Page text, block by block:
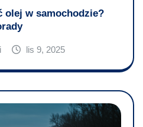
olej w samochodzie?
lis 9, 2025